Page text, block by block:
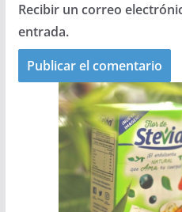
Recibir un correo
entrada.